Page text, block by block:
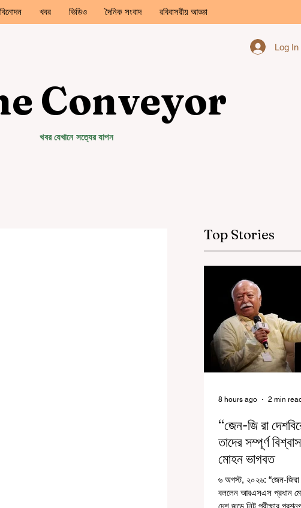
বিনোদন খবর ভিডিও দৈনিক সংবাদ রবিবাসরীয় আড্ডা
Conveyor
Log In
খবর যেখানে সত্যের যাপন
Top Stories
“জেন-জি রা
তাদের সম্পূর্ণ
মোহন ভাগবত
৬ অগস্ট, ২০২৬: “জেন-জিরা
বললেন আরএসএস প্রধান
দেশ জুড়ে নিট পরীক্ষার
8 hours ago 2 min